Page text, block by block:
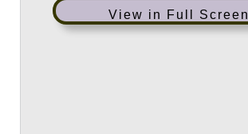
View in Full Screen